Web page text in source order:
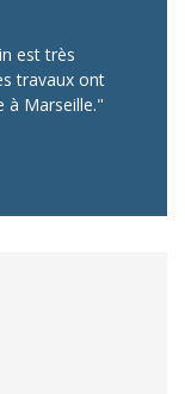
est très
travaux ont
à Marseille."